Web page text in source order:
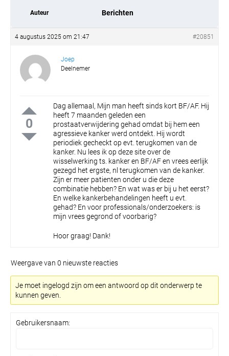
Auteur Berichten
4 augustus 2025 om 21:47 #20851
Joep
Deelnemer
0
Dag allemaal, Mijn man heeft sinds kort BF/AF. Hij
heeft 7 maanden geleden een
prostaatverwijdering gehad omdat bij hem een
agressieve kanker werd ontdekt. Hij wordt
periodiek gecheckt op evt. terugkomen van de
kanker. Nu lees ik op deze site over de
wisselwerking ts. kanker en BF/AF en vrees eerlijk
gezegd het ergste, nl terugkomen van de kanker.
Zijn er meer patienten onder u die deze
combinatie hebben? En wat was er bij u het eerst?
En welke kankerbehandelingen heeft u evt.
gehad? En voor professionals/onderzoekers: is
mijn vrees gegrond of voorbarig?
Hoor graag! Dank!
Weergave van 0 nieuwste reacties
Je moet ingelogd zijn om een antwoord op dit onderwerp te
kunnen geven.
Gebruikersnaam: